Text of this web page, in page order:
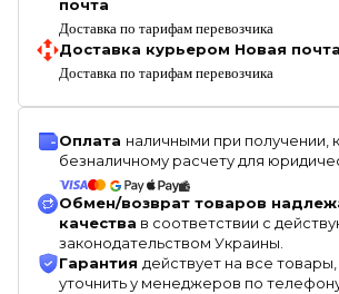
почта
Доставка по тарифам перевозчика
Доставка курьером Новая почта
Доставка по тарифам перевозчика
Оплата наличными при получении,
безналичному расчету для
Обмен/возврат товаров
качества в соответствии с
законодательством Украины.
Гарантия действует на все
уточнить у менеджеров по